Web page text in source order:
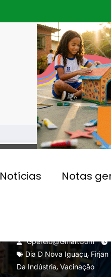
Notícias Notas
Dia D Nova
trabalhadores
Gperelo@gmail.com
Dia D Nova Iguaçu, Firjan
Da Indústria,Vacinação